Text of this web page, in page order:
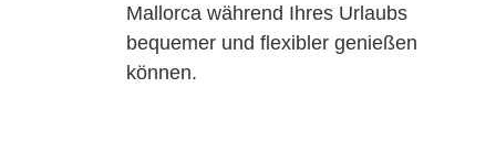
Mallorca während Ihres Urlaubs
bequemer und flexibler genießen
können.